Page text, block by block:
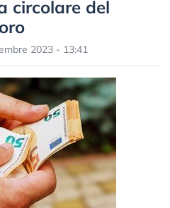
circolare del
2023 - 13:41